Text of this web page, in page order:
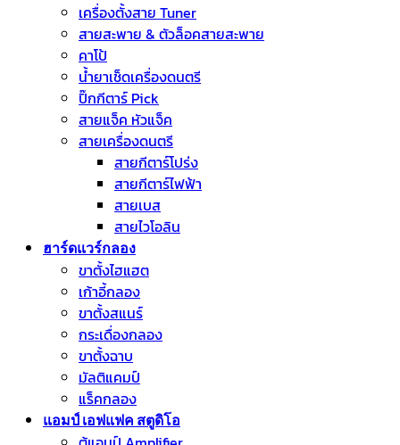
เครื่องตั้งสาย Tuner
สายสะพาย & ตัวล็อคสายสะพาย
คาโป้
น้ำยาเช็ดเครื่องดนตรี
ปิ๊กกีตาร์ Pick
สายแจ็ค หัวแจ็ค
สายเครื่องดนตรี
สายกีตาร์โปร่ง
สายกีตาร์ไฟฟ้า
สายเบส
สายไวโอลิน
ฮาร์ดแวร์กลอง
ขาตั้งไฮแฮต
เก้าอี้กลอง
ขาตั้งสแนร์
กระเดื่องกลอง
ขาตั้งฉาบ
มัลติแคมป์
แร็คกลอง
แอมป์ เอฟแฟค สตูดิโอ